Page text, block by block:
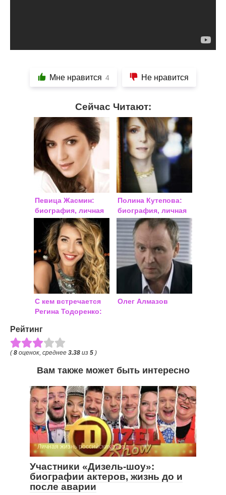
Мне нравится 4 Не нравится
Сейчас Читают:
Певица Жасмин:
биография, личная
жизнь
Полина Кутепова:
биография, личная
жизнь
С кем встречается
Регина Тодоренко:
последние новости
Олег Алмазов
Рейтинг
(8 оценок, среднее 3.38 из 5 )
Вам также может быть интересно
Личная жизнь российских звезд
Участники «Дизель-шоу»:
биографии актеров, жизнь до и
после аварии